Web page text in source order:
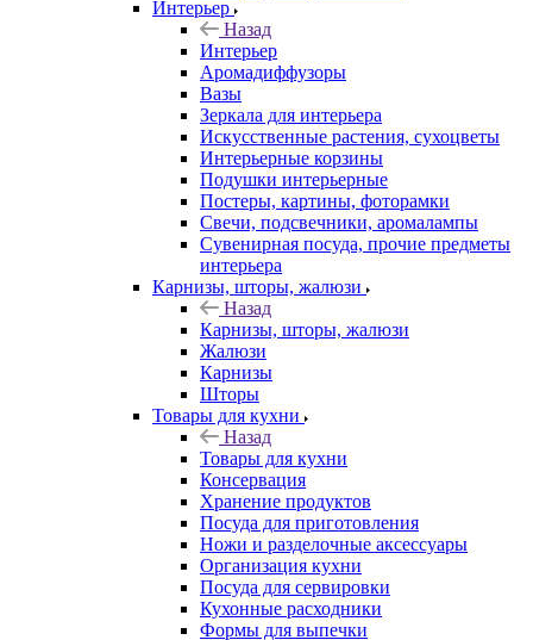
Интерьер
Назад
Интерьер
Аромадиффузоры
Вазы
Зеркала для интерьера
Искусственные растения, сухоцветы
Интерьерные корзины
Подушки интерьерные
Постеры, картины, фоторамки
Свечи, подсвечники, аромалампы
Сувенирная посуда, прочие предметы
интерьера
Карнизы, шторы, жалюзи
Назад
Карнизы, шторы, жалюзи
Жалюзи
Карнизы
Шторы
Товары для кухни
Назад
Товары для кухни
Консервация
Хранение продуктов
Посуда для приготовления
Ножи и разделочные аксессуары
Организация кухни
Посуда для сервировки
Кухонные расходники
Формы для выпечки